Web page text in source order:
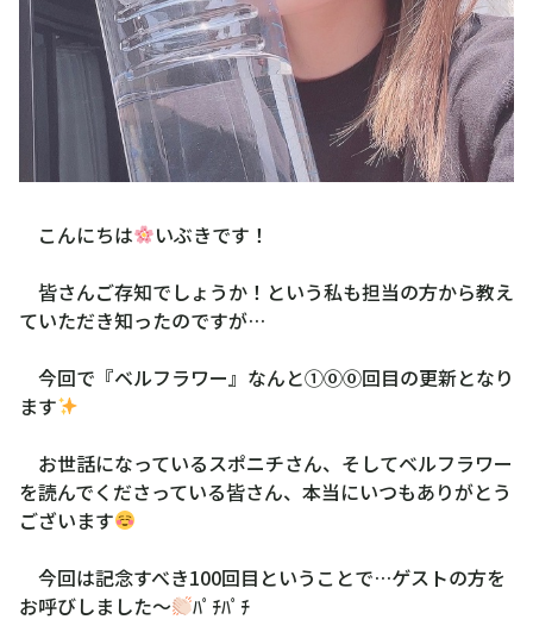
こんにちは
いぶきです！
皆さんご存知でしょうか！という私も担当の方から教え
ていただき知ったのですが…
今回で『ベルフラワー』なんと①⓪⓪回目の更新となり
ます
お世話になっているスポニチさん、そしてベルフラワー
を読んでくださっている皆さん、本当にいつもありがとう
ございます
今回は記念すべき100回目ということで…ゲストの方を
お呼びしました〜
ﾊﾟﾁﾊﾟﾁ